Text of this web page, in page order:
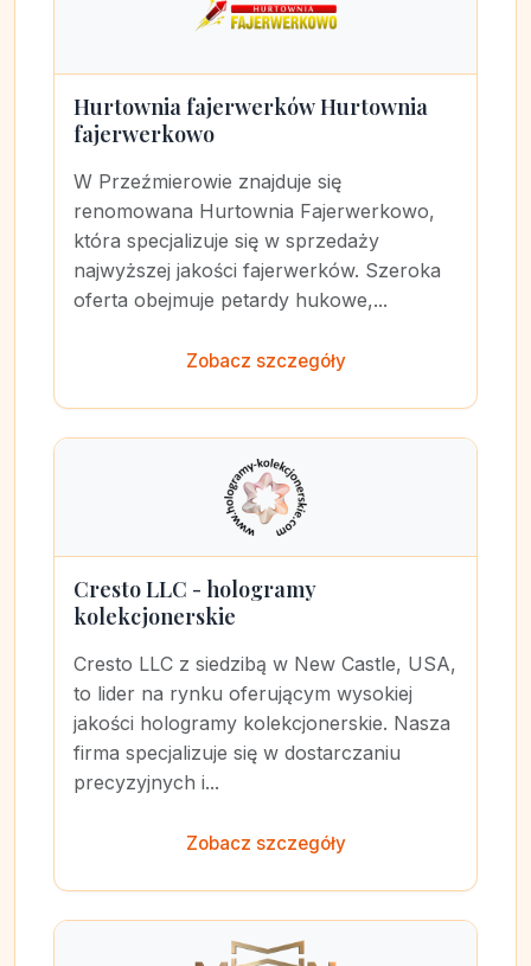
Hurtownia fajerwerków Hurtownia
fajerwerkowo
W Przeźmierowie znajduje się
renomowana Hurtownia Fajerwerkowo,
która specjalizuje się w sprzedaży
najwyższej jakości fajerwerków. Szeroka
oferta obejmuje petardy hukowe,...
Zobacz szczegóły
Cresto LLC - hologramy
kolekcjonerskie
Cresto LLC z siedzibą w New Castle, USA,
to lider na rynku oferującym wysokiej
jakości hologramy kolekcjonerskie. Nasza
firma specjalizuje się w dostarczaniu
precyzyjnych i...
Zobacz szczegóły